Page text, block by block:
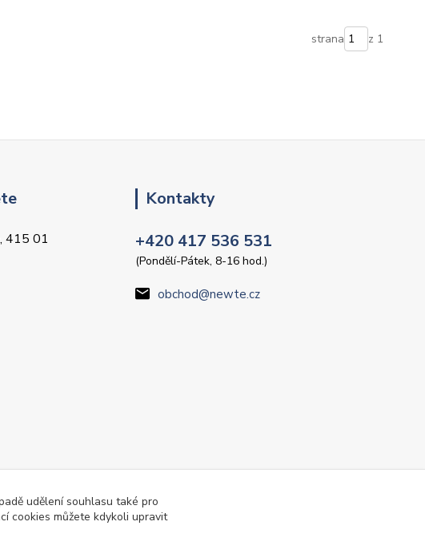
strana z 1
415 01
Kontakty
+420 417 536 531
(Pondělí-Pátek, 8-16 hod.)
obchod@newte.cz
udělení souhlasu také pro
cookies můžete kdykoli upravit